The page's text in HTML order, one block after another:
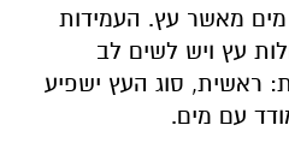
מים מאשר עץ. העמידות
עץ ויש לשים לב
ראשית, סוג העץ ישפיע
עם מים.